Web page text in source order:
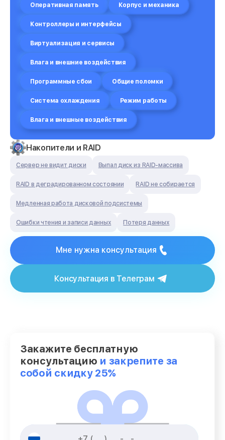
Оперативная память Корпус и механика
Контроллеры и интерфейсы
Виртуализация и сервисы
Влага и внешние воздействия
Программные сбои Общие поломки
Система охлаждения Режим работы
Влага и внешные воздействия
Накопители и RAID
Сервер не видит диски Выпал диск из RAID-массива
RAID в деградированном состоянии RAID не собирается
Медленная работа дисковой подсистемы
Ошибки чтения и записи данных Потеря данных
Мне нужна консультация
Консультация в Телеграм
Закажите бесплатную
консультацию и закрепите за
собой скидку 25%